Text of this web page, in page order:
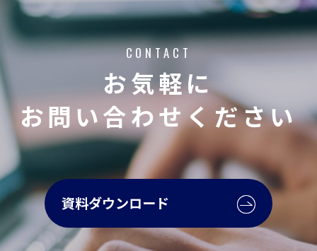
CONTACT
お気軽に
お問い合わせください
資料ダウンロード